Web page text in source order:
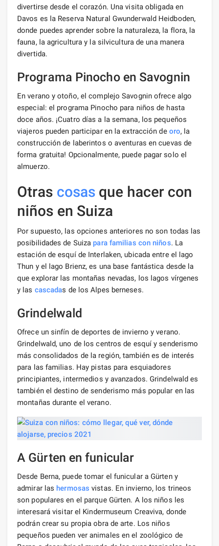
divertirse desde el corazón. Una visita obligada en
Davos es la Reserva Natural Gwunderwald Heidboden,
donde puedes aprender sobre la naturaleza, la flora, la
fauna, la agricultura y la silvicultura de una manera
divertida.
Programa Pinocho en Savognin
En verano y otoño, el complejo Savognin ofrece algo
especial: el programa Pinocho para niños de hasta
doce años. ¡Cuatro días a la semana, los pequeños
viajeros pueden participar en la extracción de oro, la
construcción de laberintos o aventuras en cuevas de
forma gratuita! Opcionalmente, puede pagar solo el
almuerzo.
Otras cosas que hacer con
niños en Suiza
Por supuesto, las opciones anteriores no son todas las
posibilidades de Suiza para familias con niños. La
estación de esquí de Interlaken, ubicada entre el lago
Thun y el lago Brienz, es una base fantástica desde la
que explorar las montañas nevadas, los lagos vírgenes
y las cascadas de los Alpes berneses.
Grindelwald
Ofrece un sinfín de deportes de invierno y verano.
Grindelwald, uno de los centros de esquí y senderismo
más consolidados de la región, también es de interés
para las familias. Hay pistas para esquiadores
principiantes, intermedios y avanzados. Grindelwald es
también el destino de senderismo más popular en las
montañas durante el verano.
A Gürten en funicular
Desde Berna, puede tomar el funicular a Gürten y
admirar las hermosas vistas. En invierno, los trineos
son populares en el parque Gürten. A los niños les
interesará visitar el Kindermuseum Creaviva, donde
podrán crear su propia obra de arte. Los niños
pequeños pueden ver animales en el zoológico de